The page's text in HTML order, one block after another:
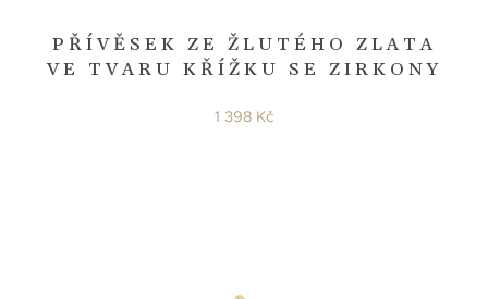
PŘÍVĚSEK ZE ŽLUTÉHO ZLATA
VE TVARU KŘÍŽKU SE ZIRKONY
1 398 Kč